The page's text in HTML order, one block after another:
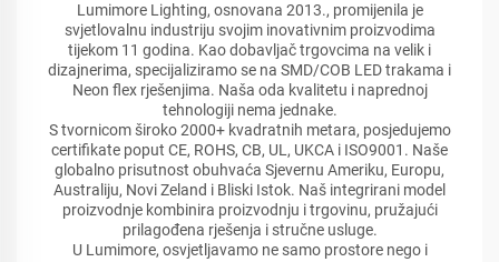
Lumimore Lighting, osnovana 2013., promijenila je
svjetlovalnu industriju svojim inovativnim proizvodima
tijekom 11 godina. Kao dobavljač trgovcima na velik i
dizajnerima, specijaliziramo se na SMD/COB LED trakama i
Neon flex rješenjima. Naša oda kvalitetu i naprednoj
tehnologiji nema jednake.
S tvornicom široko 2000+ kvadratnih metara, posjedujemo
certifikate poput CE, ROHS, CB, UL, UKCA i ISO9001. Naše
globalno prisutnost obuhvaća Sjevernu Ameriku, Europu,
Australiju, Novi Zeland i Bliski Istok. Naš integrirani model
proizvodnje kombinira proizvodnju i trgovinu, pružajući
prilagođena rješenja i stručne usluge.
U Lumimore, osvjetljavamo ne samo prostore nego i